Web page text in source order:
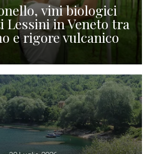
vini biologici
Lessini in Veneto tra
e rigore vulcanico